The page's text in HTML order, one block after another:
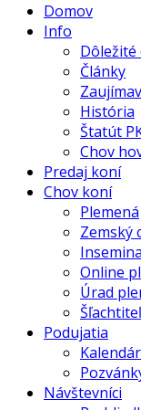
Domov
Info
Dôležité
Články
História
Štatút
Chov
Predaj koní
Chov koní
Plemená
Zemský
Online
Úrad
Podujatia
Návštevníci